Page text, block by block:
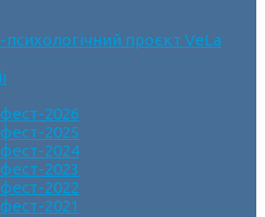
проєкт VeLa
2026
2025
2024
2023
2022
2021